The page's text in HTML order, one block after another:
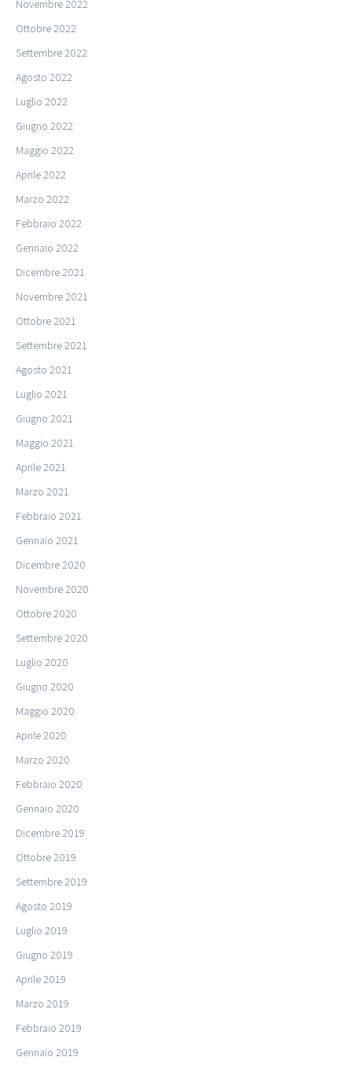
Novembre 2022
Ottobre 2022
Settembre 2022
Agosto 2022
Luglio 2022
Giugno 2022
Maggio 2022
Aprile 2022
Marzo 2022
Febbraio 2022
Gennaio 2022
Dicembre 2021
Novembre 2021
Ottobre 2021
Settembre 2021
Agosto 2021
Luglio 2021
Giugno 2021
Maggio 2021
Aprile 2021
Marzo 2021
Febbraio 2021
Gennaio 2021
Dicembre 2020
Novembre 2020
Ottobre 2020
Settembre 2020
Luglio 2020
Giugno 2020
Maggio 2020
Aprile 2020
Marzo 2020
Febbraio 2020
Gennaio 2020
Dicembre 2019
Ottobre 2019
Settembre 2019
Agosto 2019
Luglio 2019
Giugno 2019
Aprile 2019
Marzo 2019
Febbraio 2019
Gennaio 2019